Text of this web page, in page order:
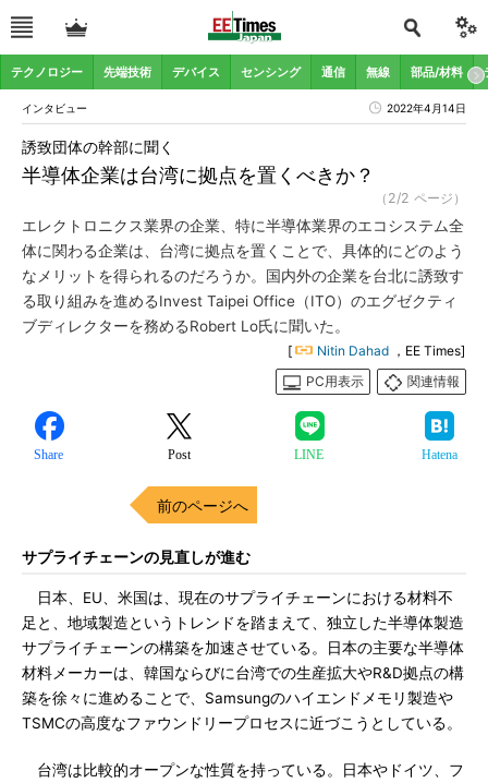
テクノロジー 先端技術 デバイス センシング 通信 無線 部品/材料
インタビュー 2022年4月14日
半導体企業は台湾に拠点を置くべきか？
誘致団体の幹部に聞く
（2/2 ページ）
エレクトロニクス業界の企業、特に半導体業界のエコシステム全
体に関わる企業は、台湾に拠点を置くことで、具体的にどのよう
なメリットを得られるのだろうか。国内外の企業を台北に誘致す
る取り組みを進めるInvest Taipei Office（ITO）のエグゼクティ
ブディレクターを務めるRobert Lo氏に聞いた。
[ Nitin Dahad ，EE Times]
PC用表示
関連情報
Share Post LINE Hatena
前のページへ
サプライチェーンの見直しが進む
日本、EU、米国は、現在のサプライチェーンにおける材料不
足と、地域製造というトレンドを踏まえて、独立した半導体製造
サプライチェーンの構築を加速させている。日本の主要な半導体
材料メーカーは、韓国ならびに台湾での生産拡大やR&D拠点の構
築を徐々に進めることで、Samsungのハイエンドメモリ製造や
TSMCの高度なファウンドリープロセスに近づこうとしている。
台湾は比較的オープンな性質を持っている。日本やドイツ、フ